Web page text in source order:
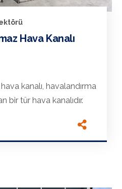
Hava Kanalı
kanalı, havalandırma
bir tür hava kanalıdır.